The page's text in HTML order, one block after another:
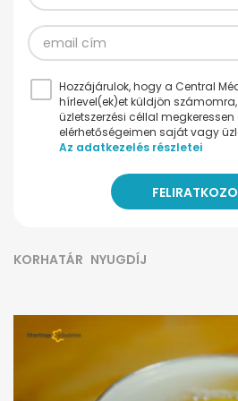
Hozzájárulok, hogy a Central
hírlevel(ek)et küldjön számomra,
üzletszerzési céllal
elérhetőségeimen saját vagy
Az adatkezelés részletei
KORHATÁR NYUGDÍJ